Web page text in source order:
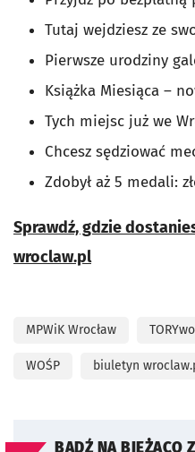
Tutaj wejdziesz ze
Pierwsze urodziny
Książka Miesiąca –
Tych miejsc już we
Chcesz sędziować
Zdobył aż 5 medali:
Sprawdź, gdzie
wroclaw.pl
MPWiK Wrocław
WOŚP biuletyn
BĄDŹ NA BIEŻĄCO